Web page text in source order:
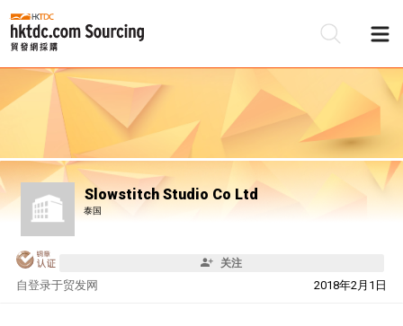
Slowstitch Studio Co Ltd
泰国
关注
自 2018年2月1日
登录于贸发网